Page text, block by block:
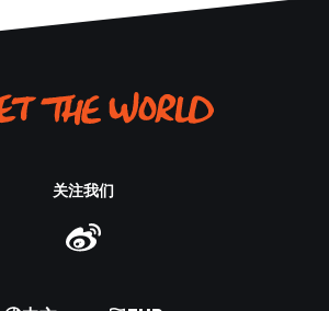
关注我们